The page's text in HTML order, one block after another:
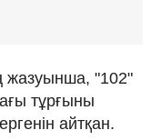
жазуынша, "102"
тұрғыны
айтқан.